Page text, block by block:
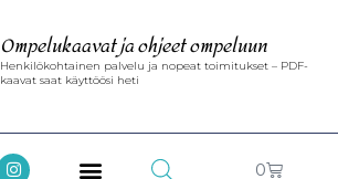
Ompelukaavat ja ohjeet ompeluun
Henkilökohtainen palvelu ja nopeat toimitukset – PDF-
kaavat saat käyttöösi heti
0